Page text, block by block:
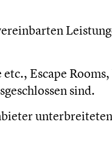
Escape
sind.